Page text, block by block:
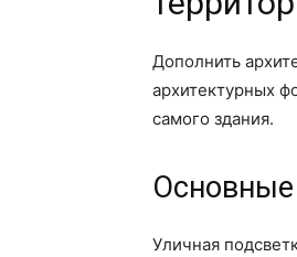
Дополнить
архитектурных
самого здания.
Уличная